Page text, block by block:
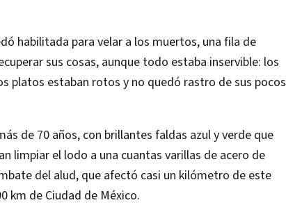
habilitada para velar a los muertos, una fila de
sus cosas, aunque todo estaba inservible: los
platos estaban rotos y no quedó rastro de sus pocos
de 70 años, con brillantes faldas azul y verde que
limpiar el lodo a una cuantas varillas de acero de
del alud, que afectó casi un kilómetro de este
km de Ciudad de México.